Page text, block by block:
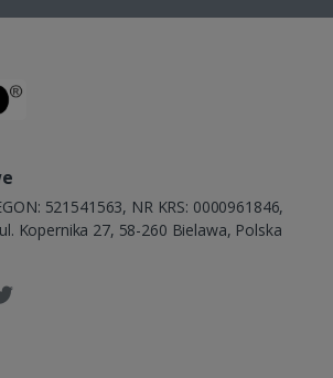
521541563, NR KRS: 0000961846,
Kopernika 27, 58-260 Bielawa, Polska